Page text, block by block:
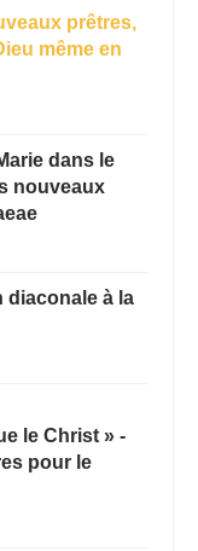
prêtres,
même en
dans le
nouveaux
à la
le Christ » -
pour le